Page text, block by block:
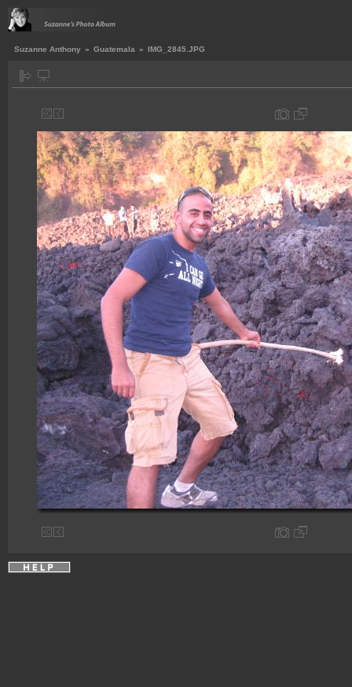
Suzanne Anthony » Guatemala » IMG_2845.JPG